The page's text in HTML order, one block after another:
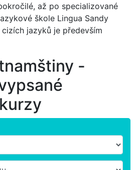
až po specializované
škole Lingua Sandy
jazyků je především
-